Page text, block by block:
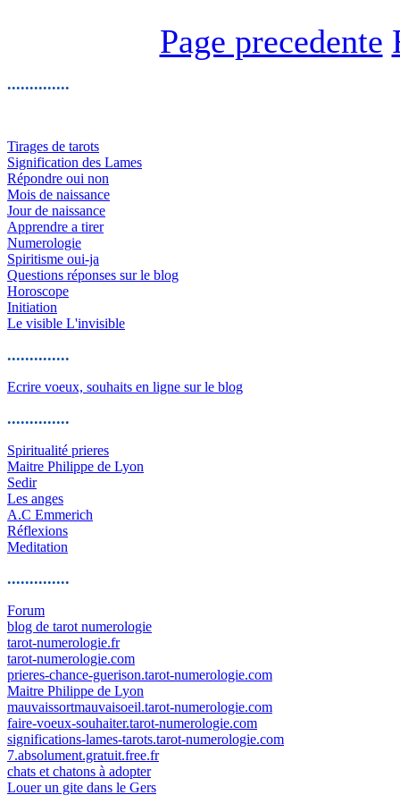
Page precedente
..............
Tirages de tarots
Signification des Lames
Répondre oui non
Mois de naissance
Jour de naissance
Apprendre a tirer
Numerologie
Spiritisme oui-ja
Questions réponses sur le blog
Horoscope
Initiation
Le visible L'invisible
..............
Ecrire voeux, souhaits en ligne sur le blog
..............
Spiritualité prieres
Maitre Philippe de Lyon
Sedir
Les anges
A.C Emmerich
Réflexions
Meditation
..............
Forum
blog de tarot numerologie
tarot-numerologie.fr
tarot-numerologie.com
prieres-chance-guerison.tarot-numerologie.com
Maitre Philippe de Lyon
mauvaissortmauvaisoeil.tarot-numerologie.com
faire-voeux-souhaiter.tarot-numerologie.com
significations-lames-tarots.tarot-numerologie.com
7.absolument.gratuit.free.fr
chats et chatons à adopter
Louer un gite dans le Gers